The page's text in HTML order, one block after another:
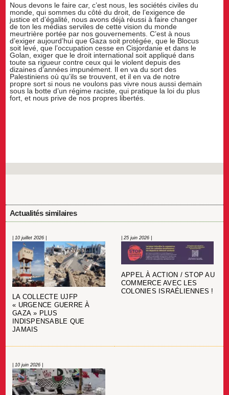
Nous devons le faire car, c’est nous, les sociétés civiles du
monde, qui sommes du côté du droit, de l’exigence de
justice et d’égalité, nous avons déjà réussi à faire changer
de ton les médias serviles de cette vision du monde
meurtrière portée par nos gouvernements. C’est à nous
d’exiger aujourd’hui que Gaza soit protégée, que le Blocus
soit levé, que l’occupation cesse en Cisjordanie et dans le
Golan, exiger que le droit international soit appliqué dans
toute sa rigueur contre ceux qui le violent depuis des
dizaines d’années impunément. Il en va du sort des
Palestiniens où qu’ils se trouvent, et il en va de notre
propre sort si nous ne voulons pas vivre nous aussi demain
sous la botte d’un régime raciste, qui pratique la loi du plus
fort, et nous prive de nos propres libertés.
Actualités similaires
| 10 juillet 2026 |
LA COLLECTE UJFP
« URGENCE GUERRE À
GAZA » PLUS
INDISPENSABLE QUE
JAMAIS
| 25 juin 2026 |
APPEL À ACTION / STOP AU
COMMERCE AVEC LES
COLONIES ISRAÉLIENNES !
| 10 juin 2026 |